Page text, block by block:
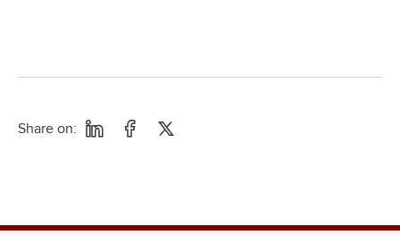
Share on: